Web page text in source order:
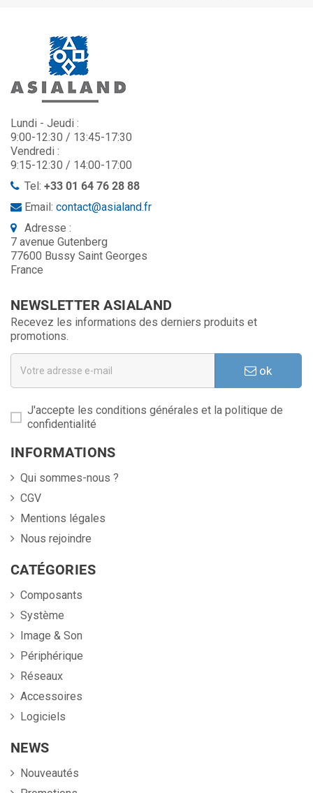
Lundi - Jeudi :
9:00-12:30 / 13:45-17:30
Vendredi :
9:15-12:30 / 14:00-17:00
Tel: +33 01 64 76 28 88
Email: contact@asialand.fr
Adresse :
7 avenue Gutenberg
77600 Bussy Saint Georges
France
NEWSLETTER ASIALAND
Recevez les informations des derniers produits et
promotions.
ok
J'accepte les conditions générales et la politique de
confidentialité
INFORMATIONS
Qui sommes-nous ?
CGV
Mentions légales
Nous rejoindre
CATÉGORIES
Composants
Système
Image & Son
Périphérique
Réseaux
Accessoires
Logiciels
NEWS
Nouveautés